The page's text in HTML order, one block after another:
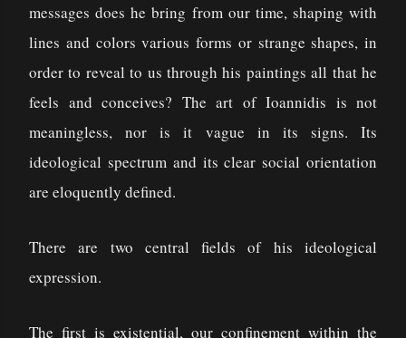
messages does he bring from our time, shaping with
lines and colors various forms or strange shapes, in
order to reveal to us through his paintings all that he
feels and conceives? The art of Ioannidis is not
meaningless, nor is it vague in its signs. Its
ideological spectrum and its clear social orientation
are eloquently defined.
There are two central fields of his ideological
expression.
The first is existential, our confinement within the